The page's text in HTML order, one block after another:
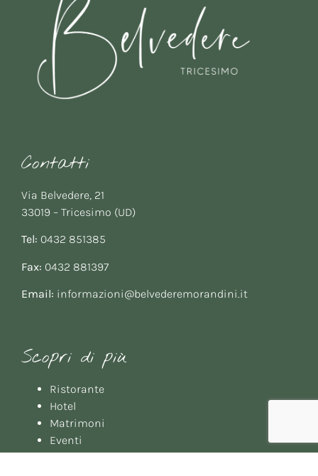
Contatti
Via Belvedere, 21
33019 – Tricesimo (UD)
Tel: 0432 851385
Fax: 0432 881397
Email: informazioni@belvederemorandini.it
Scopri di più
Ristorante
Hotel
Matrimoni
Eventi
Meeting